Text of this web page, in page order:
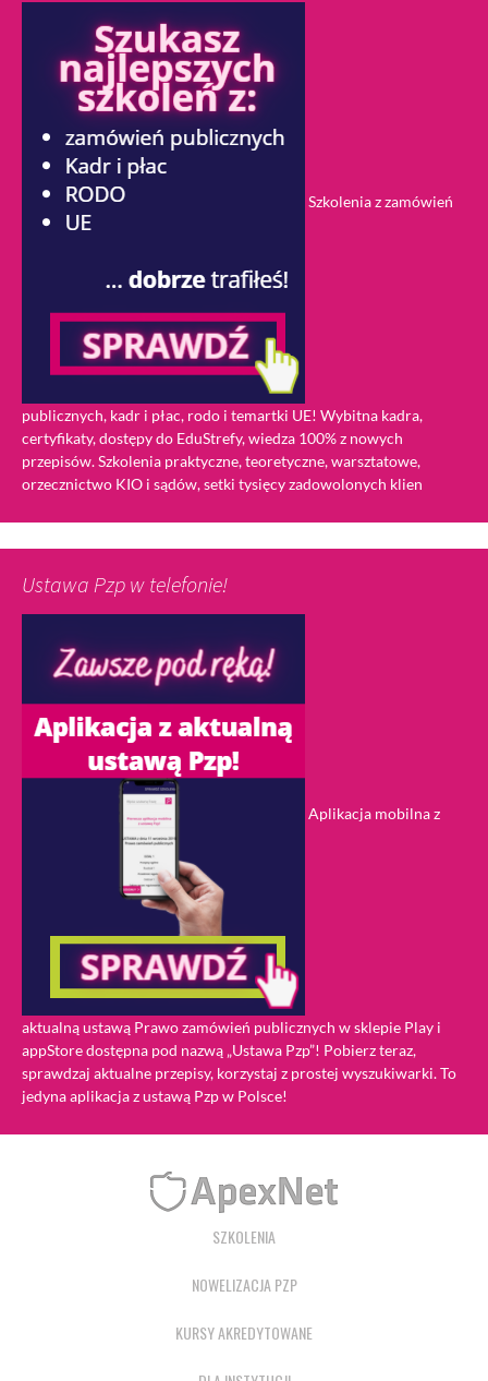
Szkolenia z zamówień
publicznych, kadr i płac, rodo i temartki UE! Wybitna kadra,
certyfikaty, dostępy do EduStrefy, wiedza 100% z nowych
przepisów. Szkolenia praktyczne, teoretyczne, warsztatowe,
orzecznictwo KIO i sądów, setki tysięcy zadowolonych klien
Ustawa Pzp w telefonie!
Aplikacja mobilna z
aktualną ustawą Prawo zamówień publicznych w sklepie Play i
appStore dostępna pod nazwą „Ustawa Pzp”! Pobierz teraz,
sprawdzaj aktualne przepisy, korzystaj z prostej wyszukiwarki. To
jedyna aplikacja z ustawą Pzp w Polsce!
SZKOLENIA
NOWELIZACJA PZP
KURSY AKREDYTOWANE